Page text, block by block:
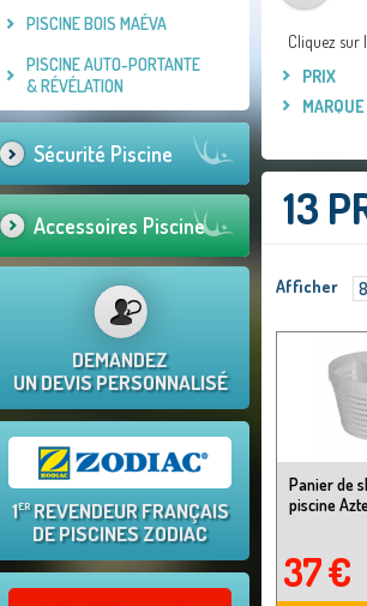
Cliquez sur
PRIX
MARQUE
13
Afficher
Panier de
piscine
37 €
PISCINE BOIS MAÉVA
PISCINE AUTO-PORTANTE
& RÉVÉLATION
Sécurité Piscine
Accessoires Piscine
DEMANDEZ
UN DEVIS PERSONNALISÉ
1ERREVENDEUR FRANÇAIS
DE PISCINES ZODIAC